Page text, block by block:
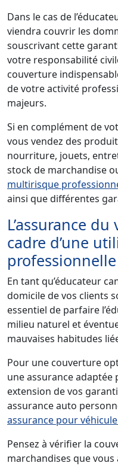
Dans le cas de
viendra couvrir les
souscrivant cette
votre responsabilité
couverture
de votre activité
majeurs.
Si en complément de
vous vendez des
nourriture, jouets,
stock de marchandise
multirisque
ainsi que différentes
L’assurance
cadre d’une
professionnelle
En tant qu’éducateur
domicile de vos clients
essentiel de parfaire
milieu naturel et
mauvaises habitudes
Pour une couverture
une assurance
extension de vos
assurance auto
assurance pour
Pensez à vérifier la
marchandises que